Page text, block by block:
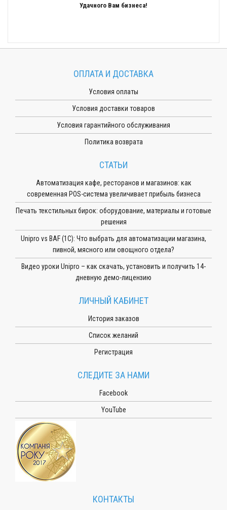
Удачного Вам бизнеса!
ОПЛАТА И ДОСТАВКА
Условия оплаты
Условия доставки товаров
Условия гарантийного обслуживания
Политика возврата
СТАТЬИ
Автоматизация кафе, ресторанов и магазинов: как
современная POS-система увеличивает прибыль бизнеса
Печать текстильных бирок: оборудование, материалы и готовые
решения
Unipro vs BAF (1С): Что выбрать для автоматизации магазина,
пивной, мясного или овощного отдела?
Видео уроки Unipro – как скачать, установить и получить 14-
дневную демо-лицензию
ЛИЧНЫЙ КАБИНЕТ
История заказов
Список желаний
Регистрация
СЛЕДИТЕ ЗА НАМИ
Facebook
YouTube
КОНТАКТЫ